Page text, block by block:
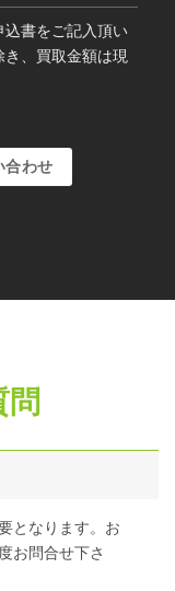
書をご記入頂い
き、買取金額は現
合わせ
となります。お
お問合せ下さ